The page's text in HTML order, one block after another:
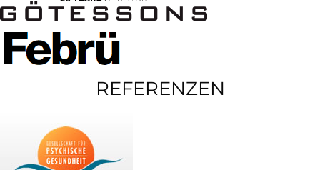
REFERENZEN